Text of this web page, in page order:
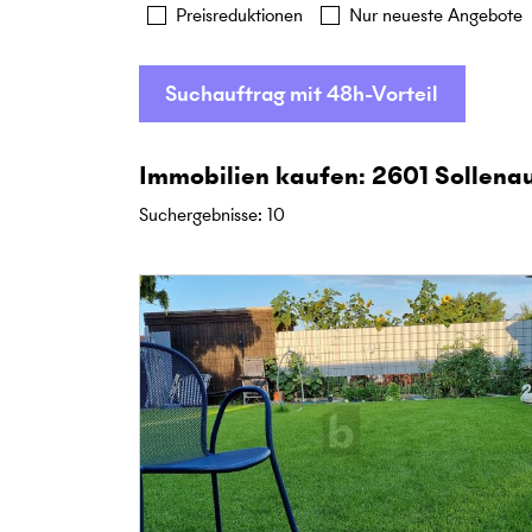
Preisreduktionen Nur neueste Angebote
Suchauftrag mit 48h-Vorteil
Immobilien kaufen: 2601
Suchergebnisse: 10